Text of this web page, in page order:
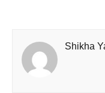
Shikha